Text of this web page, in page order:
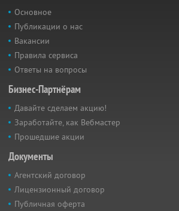
Основное
Публикации о нас
Вакансии
Правила сервиса
Ответы на вопросы
Бизнес-Партнёрам
Давайте сделаем акцию!
Заработайте, как Вебмастер
Прошедшие акции
Документы
Агентский договор
Лицензионный договор
Публичная оферта